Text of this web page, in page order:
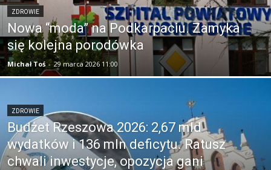
ZDROWIE
Nowa “moda” na Podkarpaciu. Zamyka
się kolejna porodówka
Michał Toś - 29 marca 2026 11:00
ZDROWIE
Budżet Rzeszowa 2026: 2,67 mld
wydatków i 136 mln deficytu. Ratusz
chwali inwestycje, opozycja gani